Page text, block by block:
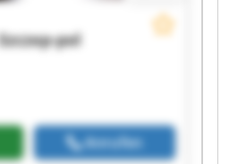
pol
Anrufen